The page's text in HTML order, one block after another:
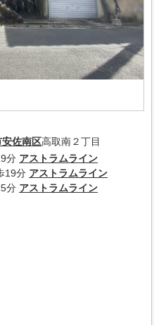
安佐南区高取南２丁目
分 アストラムライン
19分 アストラムライン
分 アストラムライン